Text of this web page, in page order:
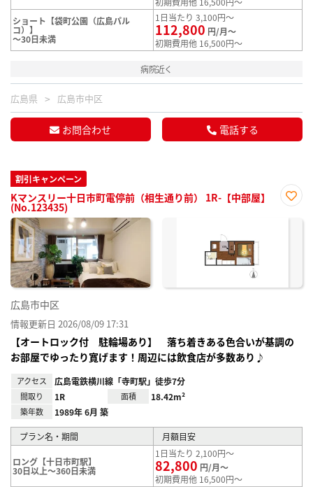
ショート【袋町公園（広島パル
コ）】
～30日未満
1日当たり 3,100円～
112,800 円/月～
初期費用他 16,500円～
病院近く
広島県 広島市中区
お問合わせ 電話する
割引キャンペーン
Kマンスリー十日市町電停前（相生通り前） 1R-【中部屋】
(No.123435)
に入
広島市中区
情報更新日 2026/08/09 17:31
【オートロック付 駐輪場あり】 落ち着きある色合いが基調の
お部屋でゆったり寛げます！周辺には飲食店が多数あり♪
アクセス 広島電鉄横川線「寺町駅」徒歩7分
間取り 1R 面積 18.42m²
築年数 1989年 6月 築
プラン名・期間 月額目安
ロング【十日市町駅】
30日以上～360日未満
1日当たり 2,100円～
82,800 円/月～
初期費用他 16,500円～